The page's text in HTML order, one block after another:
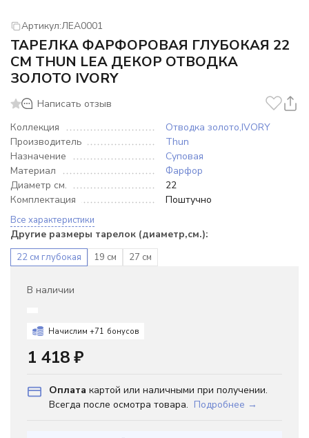
Артикул:ЛЕА0001
ТАРЕЛКА ФАРФОРОВАЯ ГЛУБОКАЯ 22
СМ THUN LEA ДЕКОР ОТВОДКА
ЗОЛОТО IVORY
Написать отзыв
Коллекция
Отводка золото,IVORY
Производитель
Thun
Назначение
Суповая
Материал
Фарфор
Диаметр см.
22
Комплектация
Поштучно
Все характеристики
Другие размеры тарелок (диаметр,см.):
22 см глубокая 19 см 27 см
В наличии
Начислим +71 бонусов
1 418₽
Оплата картой или наличными при получении.
Всегда после осмотра товара. Подробнее →